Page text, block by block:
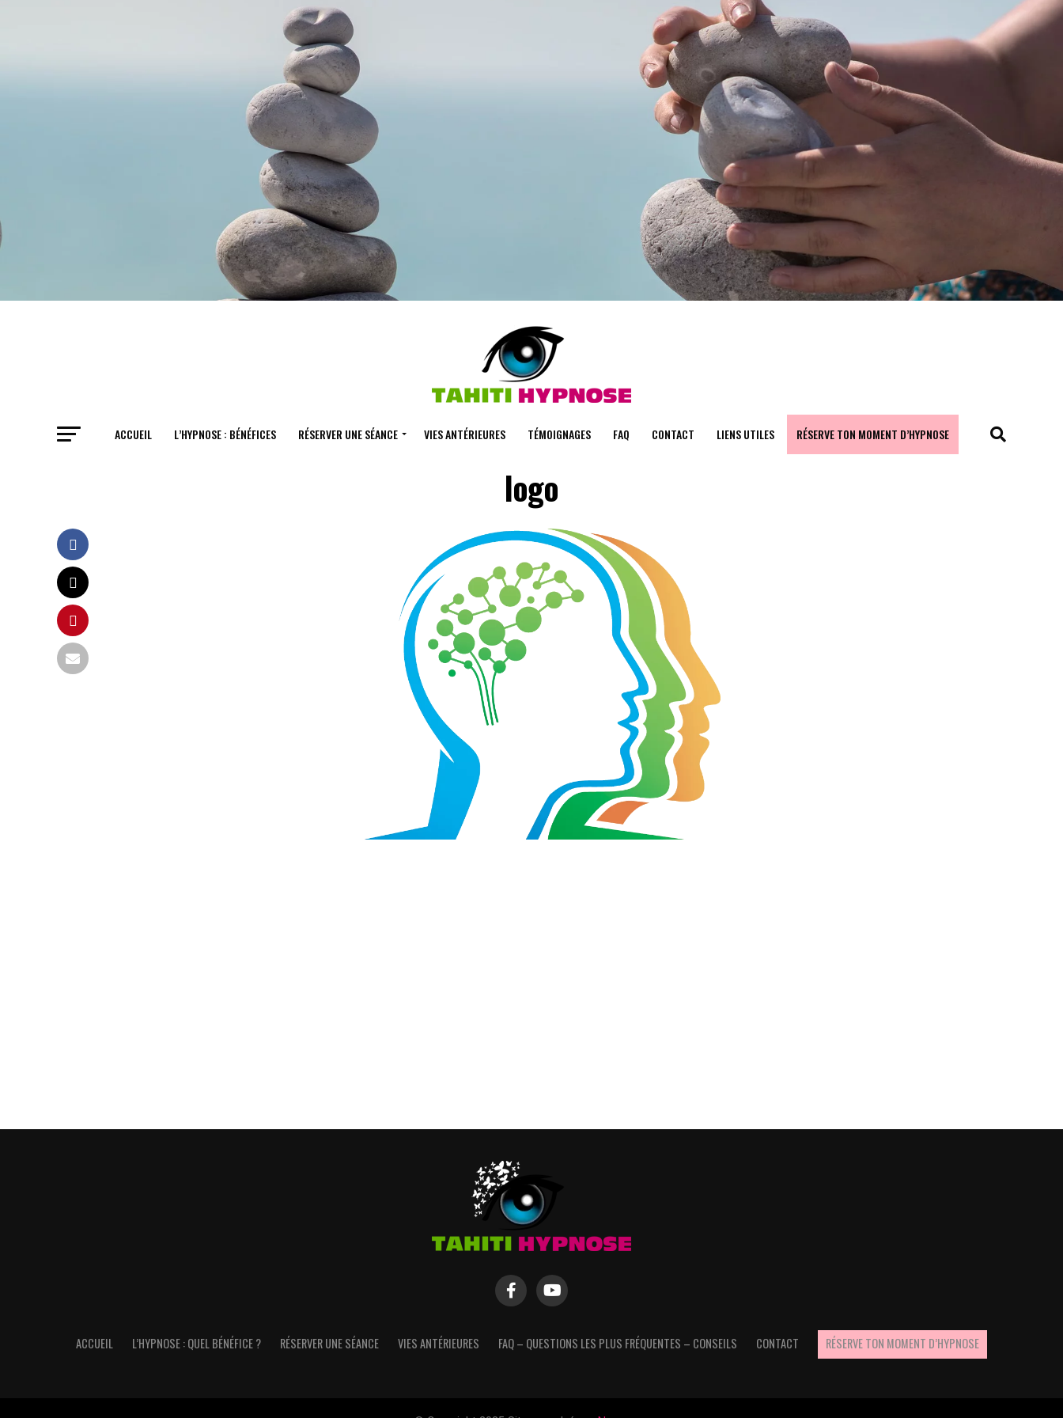
ACCUEIL L’HYPNOSE : BÉNÉFICES RÉSERVER UNE SÉANCE VIES ANTÉRIEURES TÉMOIGNAGES FAQ CONTACT LIENS UTILES RÉSERVE TON MOMENT D’HYPNOSE
logo
ACCUEIL L’HYPNOSE : QUEL BÉNÉFICE ? RÉSERVER UNE SÉANCE VIES ANTÉRIEURES FAQ – QUESTIONS LES PLUS FRÉQUENTES – CONSEILS CONTACT RÉSERVE TON MOMENT D’HYPNOSE